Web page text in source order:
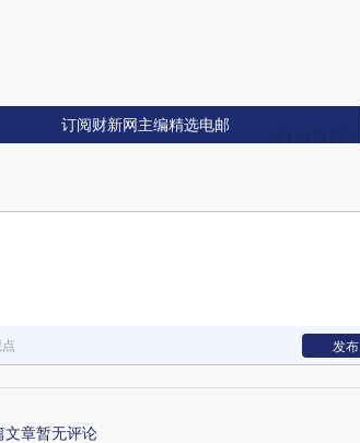
订阅财新网主编精选电邮
发布
文章暂无评论